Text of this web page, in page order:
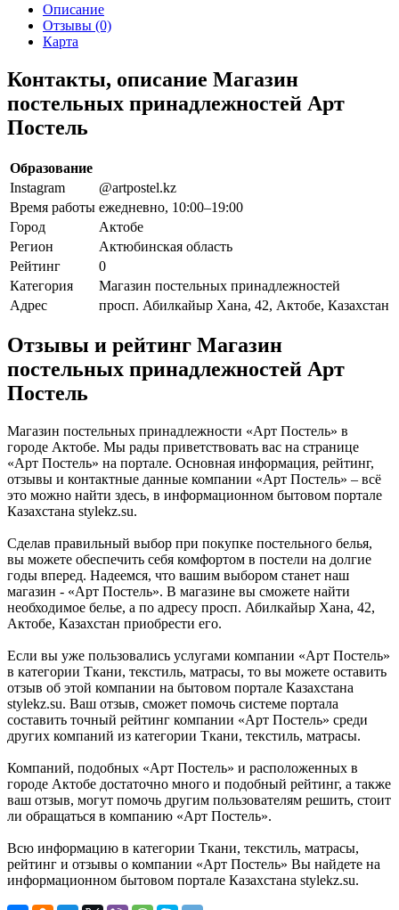
Описание
Отзывы (0)
Карта
Контакты, описание Магазин
постельных принадлежностей Арт
Постель
Образование
Instagram
@artpostel.kz
Время работы ежедневно, 10:00–19:00
Город
Актобе
Регион
Актюбинская область
Рейтинг
0
Категория
Магазин постельных принадлежностей
Адрес
просп. Абилкайыр Хана, 42, Актобе, Казахстан
Отзывы и рейтинг Магазин
постельных принадлежностей Арт
Постель
Магазин постельных принадлежности «Арт Постель» в
городе Актобе. Мы рады приветствовать вас на странице
«Арт Постель» на портале. Основная информация, рейтинг,
отзывы и контактные данные компании «Арт Постель» – всё
это можно найти здесь, в информационном бытовом портале
Казахстана stylekz.su.
Сделав правильный выбор при покупке постельного белья,
вы можете обеспечить себя комфортом в постели на долгие
годы вперед. Надеемся, что вашим выбором станет наш
магазин - «Арт Постель». В магазине вы сможете найти
необходимое белье, а по адресу просп. Абилкайыр Хана, 42,
Актобе, Казахстан приобрести его.
Если вы уже пользовались услугами компании «Арт Постель»
в категории Ткани, текстиль, матрасы, то вы можете оставить
отзыв об этой компании на бытовом портале Казахстана
stylekz.su. Ваш отзыв, сможет помочь системе портала
составить точный рейтинг компании «Арт Постель» среди
других компаний из категории Ткани, текстиль, матрасы.
Компаний, подобных «Арт Постель» и расположенных в
городе Актобе достаточно много и подобный рейтинг, а также
ваш отзыв, могут помочь другим пользователям решить, стоит
ли обращаться в компанию «Арт Постель».
Всю информацию в категории Ткани, текстиль, матрасы,
рейтинг и отзывы о компании «Арт Постель» Вы найдете на
информационном бытовом портале Казахстана stylekz.su.